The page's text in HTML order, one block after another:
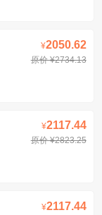
¥2050.62
原价 ¥2734.13
¥2117.44
原价 ¥2823.25
¥2117.44